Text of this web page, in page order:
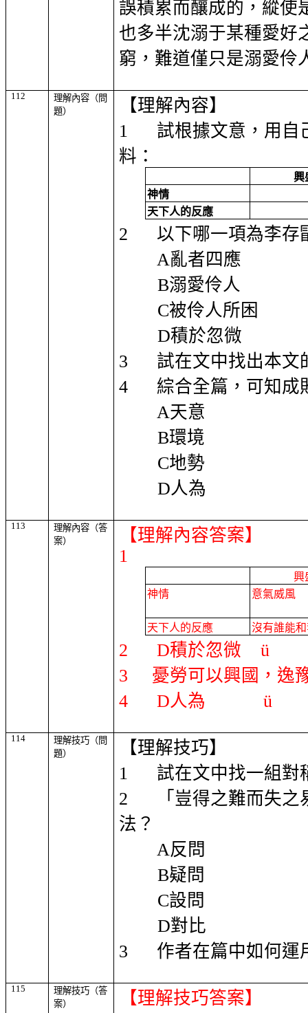
誤積累而釀成的，縱使
也多半沈溺于某種愛好
窮，難道僅只是溺愛伶
112
理解內容（問
題）
【理解內容】
1
試根據文意，用自
料 ：
興
神情
天下人的反應
2 以下哪一項為李存
A亂者四應
B溺愛伶人
C被伶人所困
D積於忽微
3
試在文中找出本文
4
綜合全篇，可知成
A天意
B環境
C地勢
D人為
113
理解內容（答
案）
【理解內容答案】
1
興
神情
意氣威風
天下人的反應 沒有誰能
2 D積於忽微
ü
3
憂勞可以興國，逸
4
D人為 ü
114
理解技巧（問
題）
【理解技巧】
1
試在文中找一組對
2
「豈得之難而失
法？
A反問
B疑問
C設問
D對比
3
作者在篇中如何運
115
理解技巧（答
案）
【理解技巧答案】